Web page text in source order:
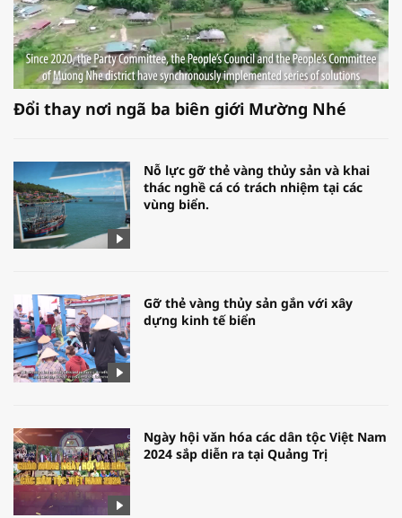
Đổi thay nơi ngã ba biên giới Mường Nhé
Nỗ lực gỡ thẻ vàng thủy sản và khai
thác nghề cá có trách nhiệm tại các
vùng biển.
Gỡ thẻ vàng thủy sản gắn với xây
dựng kinh tế biển
Ngày hội văn hóa các dân tộc Việt Nam
2024 sắp diễn ra tại Quảng Trị